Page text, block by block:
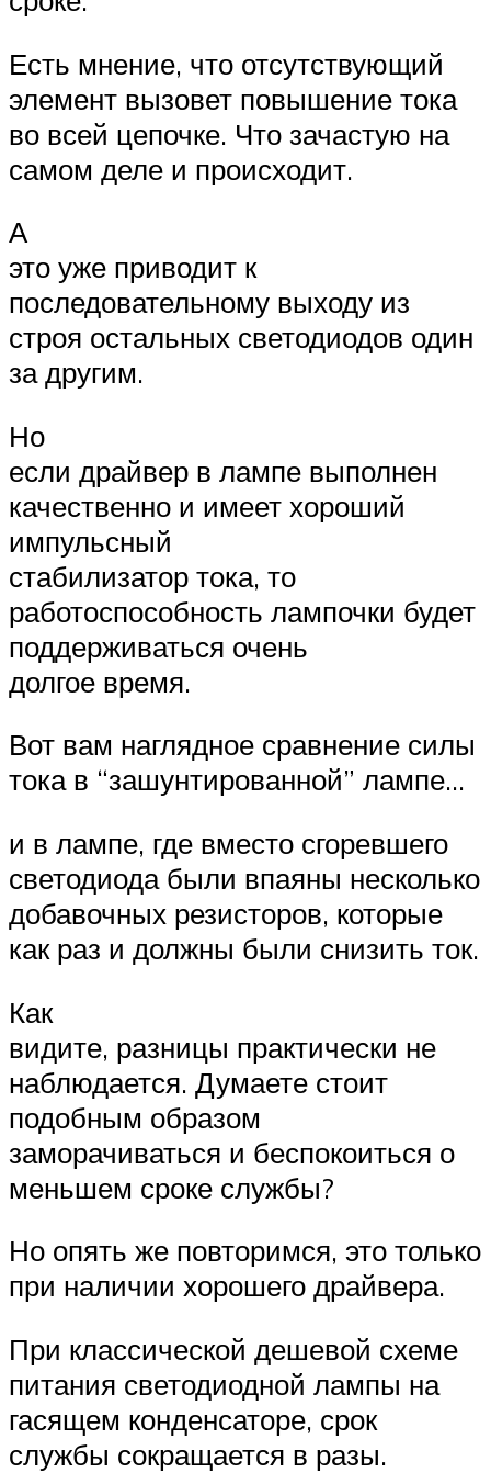
Есть мнение, что отсутствующий
элемент вызовет повышение тока
во всей цепочке. Что зачастую на
самом деле и происходит.
А
это уже приводит к
последовательному выходу из
строя остальных светодиодов один
за другим.
Но
если драйвер в лампе выполнен
качественно и имеет хороший
импульсный
стабилизатор тока, то
работоспособность лампочки будет
поддерживаться очень
долгое время.
Вот вам наглядное сравнение силы
тока в “зашунтированной” лампе…
и в лампе, где вместо сгоревшего
светодиода были впаяны несколько
добавочных резисторов, которые
как раз и должны были снизить ток.
Как
видите, разницы практически не
наблюдается. Думаете стоит
подобным образом
заморачиваться и беспокоиться о
меньшем сроке службы?
Но опять же повторимся, это только
при наличии хорошего драйвера.
При классической дешевой схеме
питания светодиодной лампы на
гасящем конденсаторе, срок
службы сокращается в разы.